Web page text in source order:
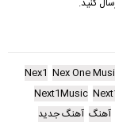
کنید.
Nex One
Nex1
Next1Music
آهنگ آهنگ جدید